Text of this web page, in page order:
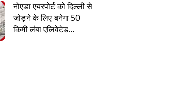
नोएडा एयरपोर्ट को दिल्ली से
जोड़ने के लिए बनेगा 50
किमी लंबा एलिवेटेड